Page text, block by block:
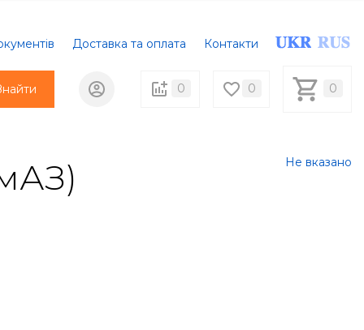
Доставка та оплата Контакти
0 0 0
Не вказано